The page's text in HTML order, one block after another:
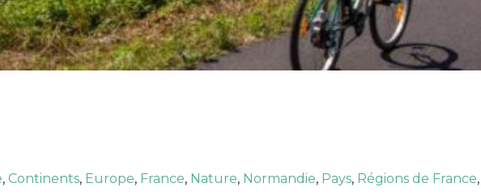
, Continents, Europe, France, Nature, Normandie, Pays, Régions de France,